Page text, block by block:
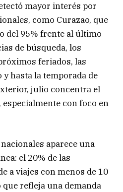
mayor interés por
como Curazao, que
del 95% frente al último
de búsqueda, los
feriados, las
hasta la temporada de
julio concentra el
especialmente con foco en
aparece una
el 20% de las
a viajes con menos de 10
refleja una demanda